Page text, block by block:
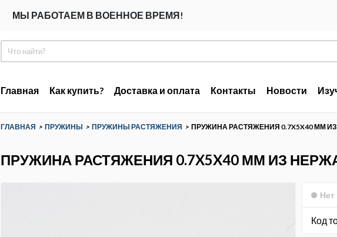
МЫ РАБОТАЕМ В ВОЕННОЕ ВРЕМЯ!
Главная Как купить? Доставка и оплата Контакты Новости
ГЛАВНАЯ > ПРУЖИНЫ > ПРУЖИНЫ РАСТЯЖЕНИЯ > ПРУЖИНА РАСТЯЖЕНИЯ 0.7X5X40 ММ
ПРУЖИНА РАСТЯЖЕНИЯ 0.7X5X40 ММ ИЗ
Нет
Код